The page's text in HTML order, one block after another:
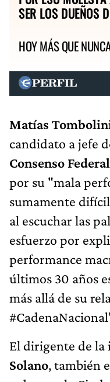
SER LOS DUEÑOS
HOY MÁS QUE
Matías
candidato a jefe
Consenso Federal
por su "mala
sumamente
al escuchar las
esfuerzo por
performance
últimos 30 años
más allá de su
El dirigente de la
Solano, también